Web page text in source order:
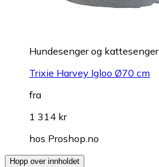
Hundesenger og kattesenger
Trixie Harvey Igloo Ø70 cm
fra
1 314 kr
hos Proshop.no
Hopp over innholdet